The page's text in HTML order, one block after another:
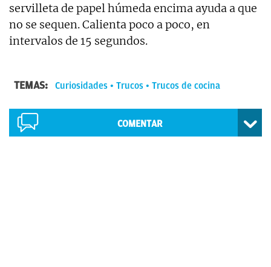
servilleta de papel húmeda encima ayuda a que
no se sequen. Calienta poco a poco, en
intervalos de 15 segundos.
TEMAS: Curiosidades Trucos Trucos de cocina
COMENTAR